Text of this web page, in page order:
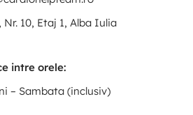
10, Etaj 1, Alba Iulia
intre orele:
– Sambata (inclusiv)